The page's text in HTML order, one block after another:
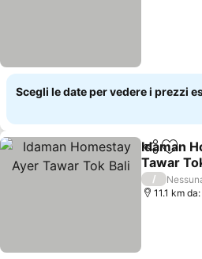
Scegli le date per vedere i prezzi
Condividi
Idaman
Tawar
Scopri i
/
11.1 km